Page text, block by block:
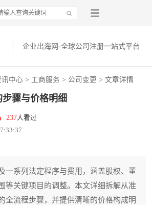
企业出海网-全球公司注册一站式平台
讯中心 > 工商服务 > 公司变更 > 文章详情
骤与价格明细
237人看过
一系列法定程序与费用，涵盖股权、董
等关键项目的调整。本文详细拆解从准
全流程步骤，并提供清晰的价格构成明